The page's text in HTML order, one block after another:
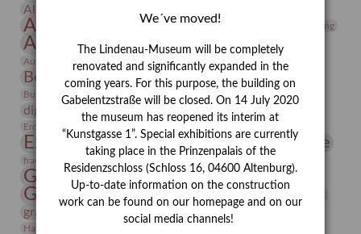
Altenburger Praxisjahr
Antike Architektur Archiv Archäologie Asta Gröting
Ausstellung
Ausstellung "Berliner Blätter"
Ausstellung „Vier Winde“
Bauhaus Berlin in den Zwanziger Jahren
Bernhard August von Lindenau Bibliothek
Burg Posterstein Conrad Felixmüller Depot Der Blaue Reiter
digitallabor Entartete Kunst
Enteignung
Erdmann Julius Dietrich
Erlebnisportal estrusker
Expressionismus Fotografie
frauen Frauen in der Antike und heute
Gerhard-Altenbourg-Preis
Gerhard Altenbourg
grafische sammlung
griechische Mythologie
Hanns-Conon von der Gabelentz
We´ve moved!
The Lindenau-Museum will be completely
renovated and significantly expanded in the
coming years. For this purpose, the building on
Gabelentzstraße will be closed. On 14 July 2020
the museum has reopened its interim at
“Kunstgasse 1”. Special exhibitions are currently
taking place in the Prinzenpalais of the
Residenzschloss (Schloss 16, 04600 Altenburg).
Up-to-date information on the construction
work can be found on our homepage and on our
social media channels!